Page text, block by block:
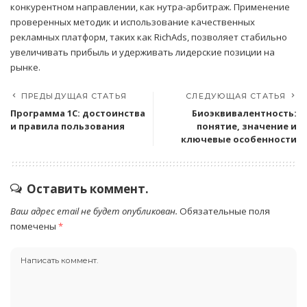
конкурентном направлении, как нутра-арбитраж. Применение
проверенных методик и использование качественных
рекламных платформ, таких как RichAds, позволяет стабильно
увеличивать прибыль и удерживать лидерские позиции на
рынке.
ПРЕДЫДУЩАЯ СТАТЬЯ
Программа 1С: достоинства
и правила пользования
СЛЕДУЮЩАЯ СТАТЬЯ
Биоэквивалентность:
понятие, значение и
ключевые особенности
Оставить коммент.
Ваш адрес email не будет опубликован. Обязательные поля
помечены *